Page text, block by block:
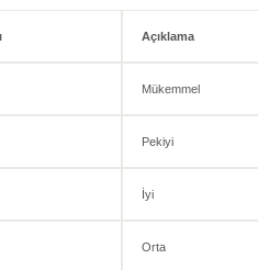
Açıklama
Mükemmel
Pekiyi
İyi
Orta